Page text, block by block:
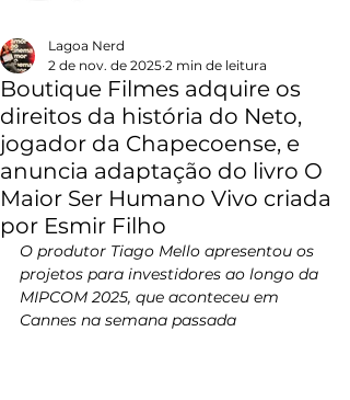
Boutique Filmes adquire os
direitos da história do Neto,
jogador da Chapecoense, e
anuncia adaptação do livro O
Maior Ser Humano Vivo criada
por Esmir Filho
Lagoa Nerd
2 de nov. de 2025 2 min de leitura
O produtor Tiago Mello apresentou os
projetos para investidores ao longo da
MIPCOM 2025, que aconteceu em
Cannes na semana passada